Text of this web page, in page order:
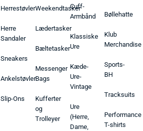
Herrestøvler
Herre
Sandaler
Sneakers
Ankelstøvler
Slip-Ons
Weekendtasker
Lædertasker
Bæltetasker
Messenger
Bags
Kufferter
og
Trolleyer
Cuff-
Armbånd
Klassiske
Ure
Kæde-
Ure-
Vintage
Ure
(Herre,
Dame,
Bøllehatte
Klub
Merchandise
Sports-
BH
Tracksuits
Performance
T-shirts